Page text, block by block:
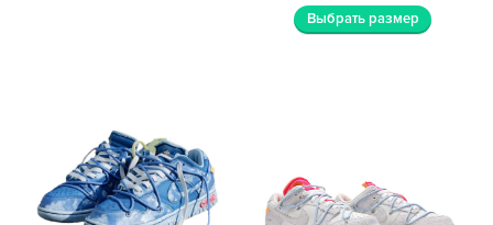
Выбрать размер